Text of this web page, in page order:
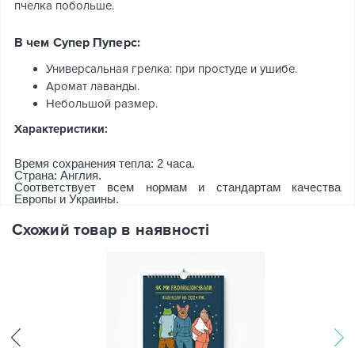
пчелка побольше.
В чем Супер Пуперс:
Универсальная грелка: при простуде и ушибе.
Аромат лаванды.
Небольшой размер.
Характеристики:
Время сохранения тепла: 2 часа.
Страна: Англия.
Соответствует всем нормам и стандартам качества
Европы и Украины.
Схожий товар в наявності